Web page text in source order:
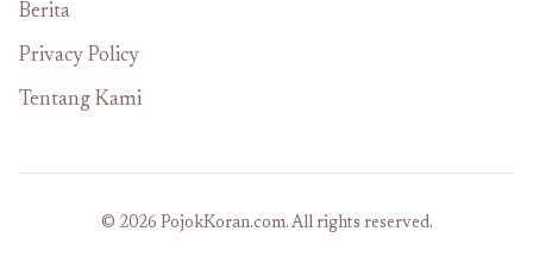
Berita
Privacy Policy
Tentang Kami
© 2026 PojokKoran.com. All rights reserved.